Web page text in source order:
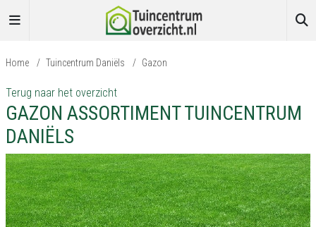
Home / Tuincentrum Daniëls / Gazon
Terug naar het overzicht
GAZON ASSORTIMENT TUINCENTRUM
DANIËLS